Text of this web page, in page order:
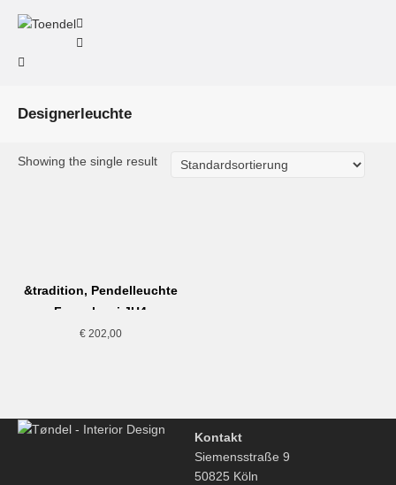
Designerleuchte
Showing the single result
&tradition, Pendelleuchte
Formakami JH4
€202,00
Kontakt
Siemensstraße 9
50825 Köln